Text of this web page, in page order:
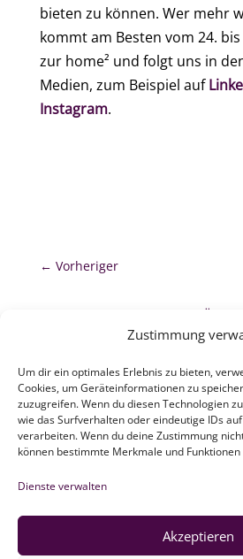
Zustimmung
Um dir ein optimales Erlebnis zu bieten,
Cookies, um Geräteinformationen zu
zuzugreifen. Wenn du diesen Technologien
wie das Surfverhalten oder eindeutige IDs
verarbeiten. Wenn du deine Zustimmung
können bestimmte Merkmale und
Dienste verwalten
Akzeptieren
bieten zu können. Wer mehr
kommt am Besten vom 24. bis
zur home² und folgt uns in
Medien, zum Beispiel auf
Instagram.
← Vorheriger
zurück zur
ZEBAU GMBH